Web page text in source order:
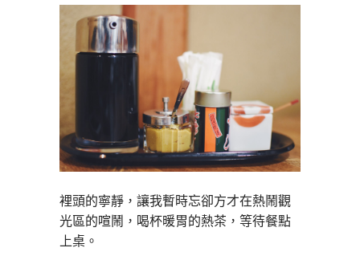
裡頭的寧靜，讓我暫時忘卻方才在熱鬧觀
光區的喧鬧，喝杯暖胃的熱茶，等待餐點
上桌。